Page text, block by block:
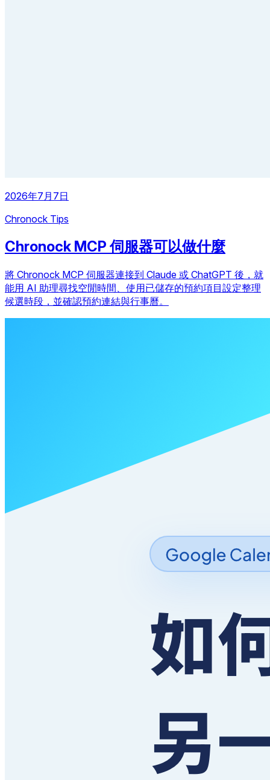
2026年7月7日
Chronock Tips
Chronock MCP 伺服器可以做什麼
將 Chronock MCP 伺服器連接到 Claude 或 ChatGPT 後，就
能用 AI 助理尋找空閒時間、使用已儲存的預約項目設定整理
候選時段，並確認預約連結與行事曆。